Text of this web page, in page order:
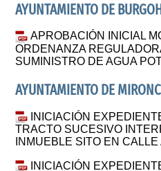
AYUNTAMIENTO DE
APROBACIÓN INICIAL
ORDENANZA
SUMINISTRO DE AGUA
AYUNTAMIENTO DE
INICIACIÓN
TRACTO SUCESIVO
INMUEBLE SITO EN
INICIACIÓN